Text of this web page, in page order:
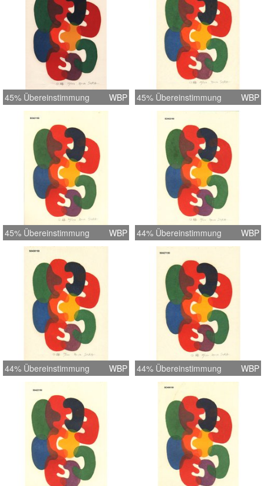
45% Übereinstimmung WBP 45% Übereinstimmung WBP
45% Übereinstimmung WBP 44% Übereinstimmung WBP
44% Übereinstimmung WBP 44% Übereinstimmung WBP